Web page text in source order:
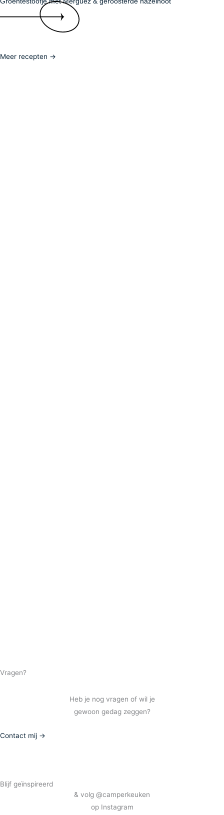
Meer recepten →
Vragen?
Heb je nog vragen of wil je
gewoon gedag zeggen?
Contact mij →
Blijf geïnspireerd
& volg @camperkeuken
op Instagram